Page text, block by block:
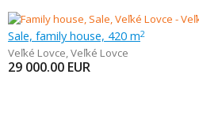
Sale, family house, 420 m2
Veľké Lovce,Veľké Lovce
29 000.00 EUR